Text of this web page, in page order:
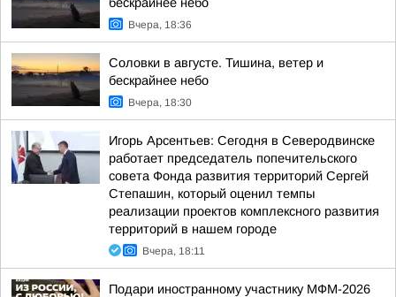
Вчера, 18:36
Соловки в августе. Тишина, ветер и
бескрайнее небо
Вчера, 18:30
Игорь Арсентьев: Сегодня в Северодвинске
работает председатель попечительского
совета Фонда развития территорий Сергей
Степашин, который оценил темпы
реализации проектов комплексного развития
территорий в нашем городе
Вчера, 18:11
Подари иностранному участнику МФМ-2026